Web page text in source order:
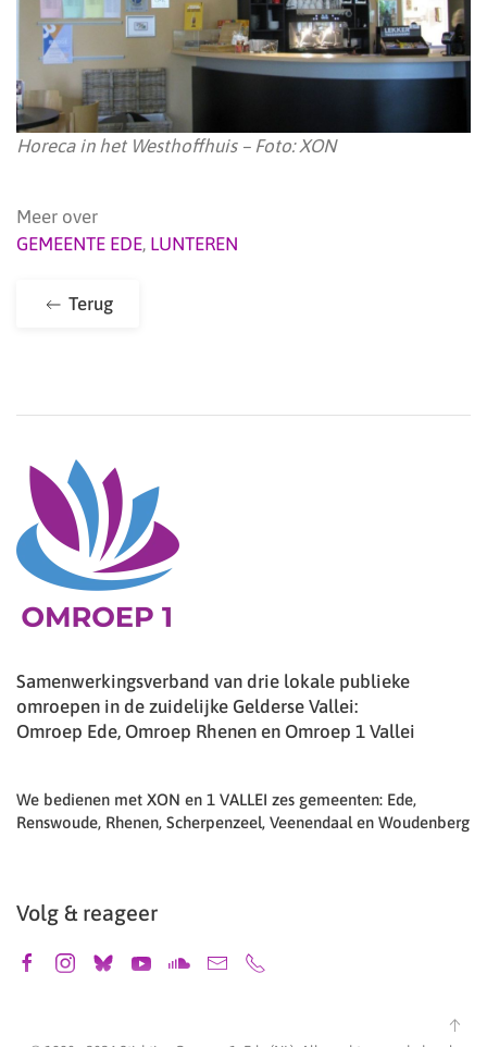
Horeca in het Westhoffhuis – Foto: XON
Meer over
GEMEENTE EDE, LUNTEREN
Terug
Samenwerkingsverband van drie lokale publieke
omroepen in de zuidelijke Gelderse Vallei:
Omroep Ede, Omroep Rhenen en Omroep 1 Vallei
We bedienen met XON en 1 VALLEI zes gemeenten: Ede,
Renswoude, Rhenen, Scherpenzeel, Veenendaal en Woudenberg
Volg & reageer